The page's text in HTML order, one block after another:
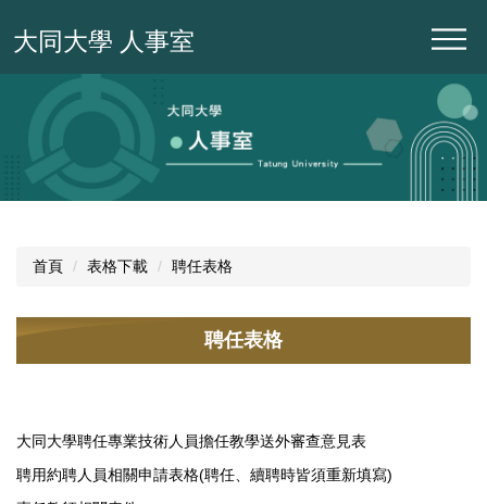
到
大同大學 人事室
首頁 表格下載 聘任表格
聘任表格
大同大學聘任專業技術人員擔任教學送外審查意見表
聘用約聘人員相關申請表格(聘任、續聘時皆須重新填寫)